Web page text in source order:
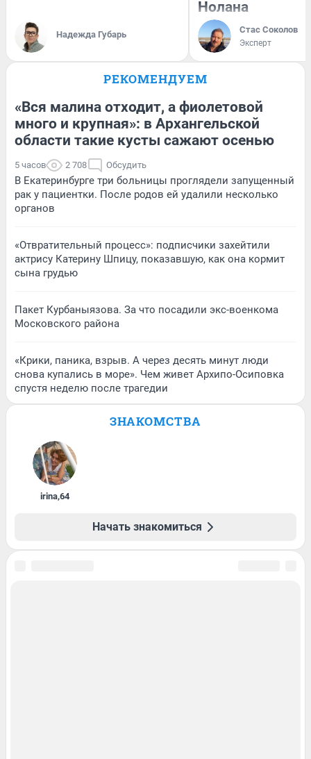
Надежда Губарь
Нолана
Стас Соколов
Эксперт
РЕКОМЕНДУЕМ
«Вся малина отходит, а фиолетовой
много и крупная»: в Архангельской
области такие кусты сажают осенью
5 часов 2 708 Обсудить
В Екатеринбурге три больницы проглядели запущенный
рак у пациентки. После родов ей удалили несколько
органов
«Отвратительный процесс»: подписчики захейтили
актрису Катерину Шпицу, показавшую, как она кормит
сына грудью
Пакет Курбаныязова. За что посадили экс-военкома
Московского района
«Крики, паника, взрыв. А через десять минут люди
снова купались в море». Чем живет Архипо-Осиповка
спустя неделю после трагедии
ЗНАКОМСТВА
irina,64
Начать знакомиться